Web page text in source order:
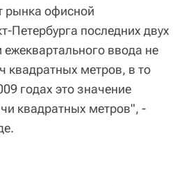
рынка офисной
Петербурга последних двух
ввода не
квадратных метров, в то
годах это значение
квадратных метров", -